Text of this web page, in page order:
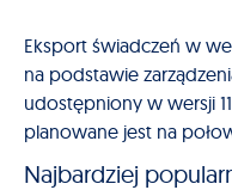
Eksport świadczeń w
na podstawie
udostępniony w wersji
planowane jest na
Najbardziej